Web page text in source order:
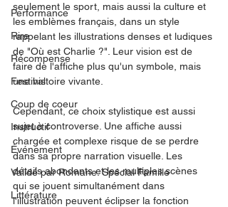
Performance
Rire
Récompense
Festival
Coup de coeur
Instructif
Événement
Validé par Romane. Spécial Famille
Littérature
seulement le sport, mais aussi la culture et
les emblèmes français, dans un style
rappelant les illustrations denses et ludiques
de "Où est Charlie ?". Leur vision est de
faire de l'affiche plus qu'un symbole, mais
une histoire vivante.
Cependant, ce choix stylistique est aussi
sujet à controverse. Une affiche aussi
chargée et complexe risque de se perdre
dans sa propre narration visuelle. Les
détails abondants et les multiples scènes
qui se jouent simultanément dans
l'illustration peuvent éclipser la fonction